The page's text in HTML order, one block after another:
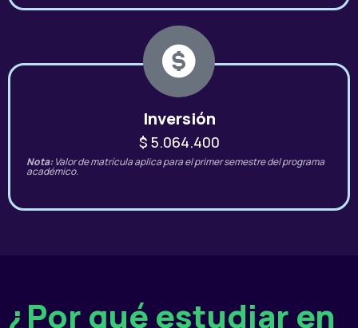
Inversión
$ 5.064.400
Nota: Valor de matrícula aplica para el primer semestre del programa
académico.
¿Por qué estudiar en